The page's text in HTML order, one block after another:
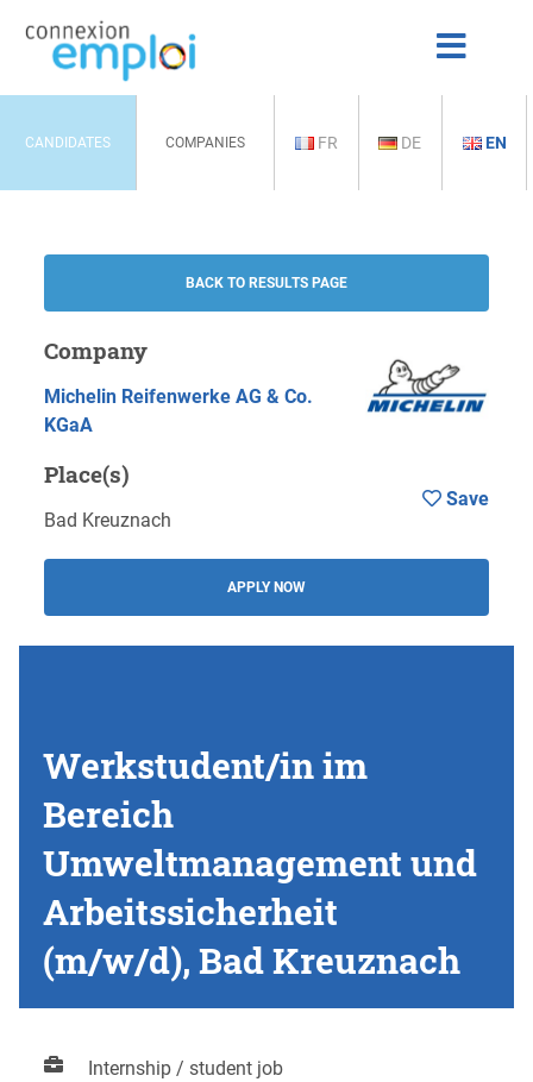
CANDIDATES COMPANIES FR DE EN
BACK TO RESULTS PAGE
Company
Michelin Reifenwerke AG & Co.
KGaA
Place(s)
Bad Kreuznach
APPLY NOW
Save
Werkstudent/in im
Bereich
Umweltmanagement und
Arbeitssicherheit
(m/w/d), Bad Kreuznach
Internship / student job